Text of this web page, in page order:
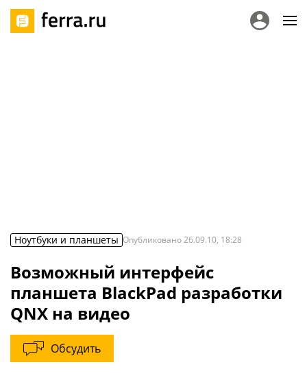
Ноутбуки и планшеты Опубликовано26.09.10, 18:28
Возможный интерфейс
планшета BlackPad разработки
QNX на видео
Обсудить